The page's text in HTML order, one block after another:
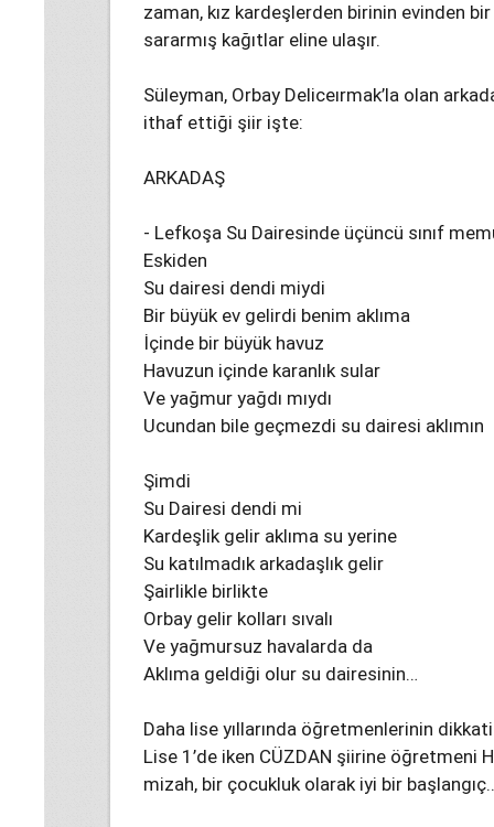
zaman, kız kardeşlerden birinin evinden
sararmış kağıtlar eline ulaşır.
Süleyman, Orbay Deliceırmak’la olan
ithaf ettiği şiir işte:
ARKADAŞ
- Lefkoşa Su Dairesinde üçüncü sınıf
Eskiden
Su dairesi dendi miydi
Bir büyük ev gelirdi benim aklıma
İçinde bir büyük havuz
Havuzun içinde karanlık sular
Ve yağmur yağdı mıydı
Ucundan bile geçmezdi su dairesi aklımın
Şimdi
Su Dairesi dendi mi
Kardeşlik gelir aklıma su yerine
Su katılmadık arkadaşlık gelir
Şairlikle birlikte
Orbay gelir kolları sıvalı
Ve yağmursuz havalarda da
Aklıma geldiği olur su dairesinin…
Daha lise yıllarında öğretmenlerinin
Lise 1’de iken CÜZDAN şiirine öğretmeni
mizah, bir çocukluk olarak iyi bir